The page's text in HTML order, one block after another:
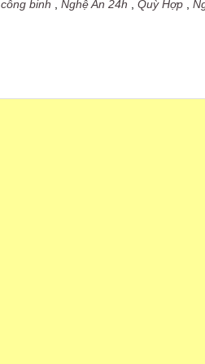
công binh
Nghệ An 24h Quỳ Hợp